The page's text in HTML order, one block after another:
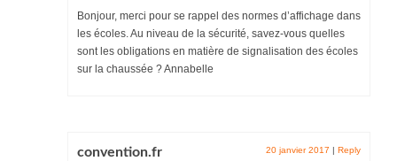
Bonjour, merci pour se rappel des normes d’affichage dans
les écoles. Au niveau de la sécurité, savez-vous quelles
sont les obligations en matière de signalisation des écoles
sur la chaussée ? Annabelle
convention.fr 20 janvier 2017 | Reply